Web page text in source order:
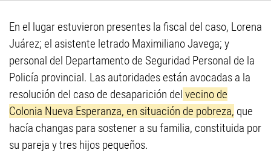
En el lugar estuvieron presentes la fiscal del caso, Lorena
Juárez; el asistente letrado Maximiliano Javega; y
personal del Departamento de Seguridad Personal de la
Policía provincial. Las autoridades están avocadas a la
resolución del caso de desaparición del vecino de
Colonia Nueva Esperanza, en situación de pobreza, que
hacía changas para sostener a su familia, constituida por
su pareja y tres hijos pequeños.